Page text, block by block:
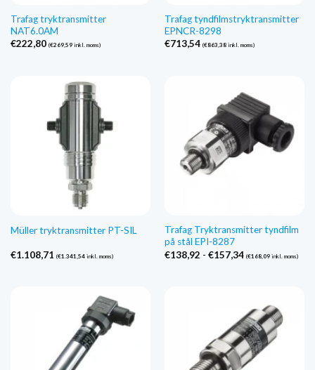
Trafag tryktransmitter
NAT6.0AM
€222,80 (€269,59inkl. moms)
Trafag tyndfilmstryktransmitter
EPNCR-8298
€713,54 (€863,38inkl. moms)
Müller tryktransmitter PT-SIL
€1.108,71 (€1.341,54inkl. moms)
Trafag Tryktransmitter tyndfilm
på stål EPI-8287
€138,92 - €157,34Prisinterval:
(€168,09inkl. moms)